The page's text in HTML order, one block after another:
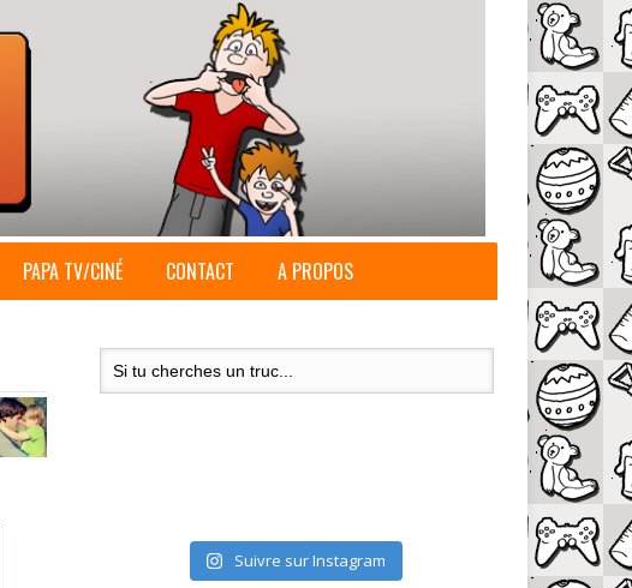
PAPA TV/CINÉ CONTACT A PROPOS
Suivre sur Instagram